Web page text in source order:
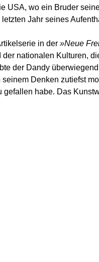
USA, wo ein Bruder
Jahr seines
in der »Neue
nationalen Kulturen,
der Dandy
Denken zutiefst
habe. Das